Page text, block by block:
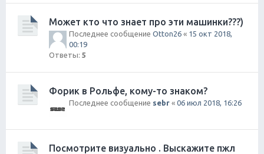
Может кто что знает про эти машинки???)
Последнее сообщение Otton26 « 15 окт 2018,
00:19
Ответы: 5
Форик в Рольфе, кому-то знаком?
Последнее сообщение sebr « 06 июл 2018, 16:26
Посмотрите визуально . Выскажите пжл